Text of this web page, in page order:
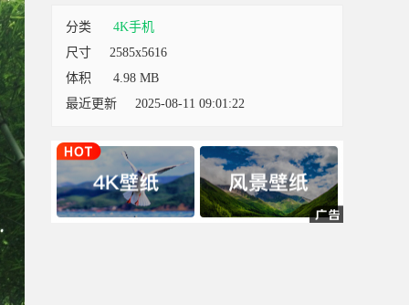
分类
4K手机
尺寸
2585x5616
体积
4.98 MB
最近更新
2025-08-11 09:01:22